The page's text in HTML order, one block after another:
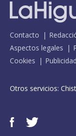
Contacto
Aspectos legales
Cookies
Otros servicios: